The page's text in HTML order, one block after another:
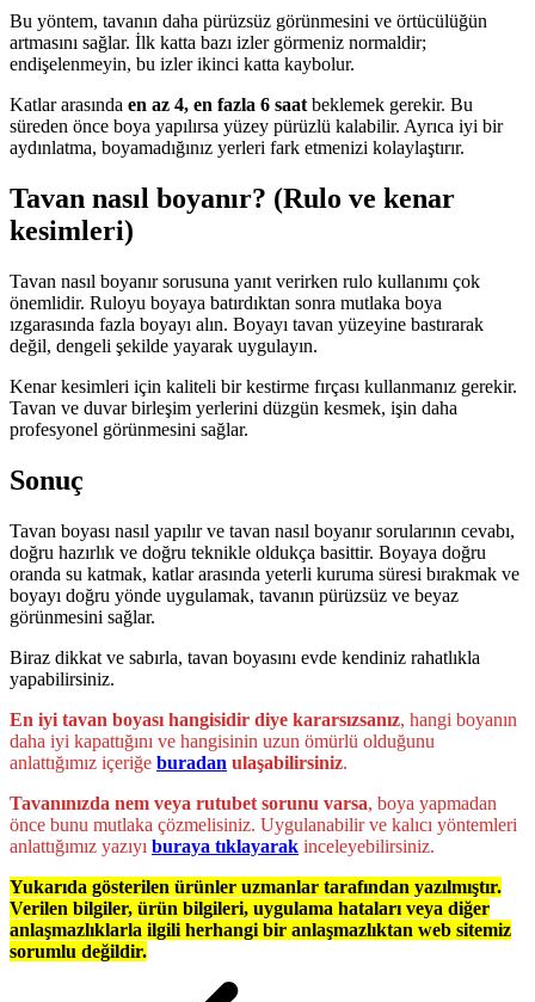
Bu yöntem, tavanın daha pürüzsüz görünmesini ve örtücülüğün
artmasını sağlar. İlk katta bazı izler görmeniz normaldir;
endişelenmeyin, bu izler ikinci katta kaybolur.
Katlar arasında en az 4, en fazla 6 saat beklemek gerekir. Bu
süreden önce boya yapılırsa yüzey pürüzlü kalabilir. Ayrıca iyi bir
aydınlatma, boyamadığınız yerleri fark etmenizi kolaylaştırır.
Tavan nasıl boyanır? (Rulo ve kenar
kesimleri)
Tavan nasıl boyanır sorusuna yanıt verirken rulo kullanımı çok
önemlidir. Ruloyu boyaya batırdıktan sonra mutlaka boya
ızgarasında fazla boyayı alın. Boyayı tavan yüzeyine bastırarak
değil, dengeli şekilde yayarak uygulayın.
Kenar kesimleri için kaliteli bir kestirme fırçası kullanmanız gerekir.
Tavan ve duvar birleşim yerlerini düzgün kesmek, işin daha
profesyonel görünmesini sağlar.
Sonuç
Tavan boyası nasıl yapılır ve tavan nasıl boyanır sorularının cevabı,
doğru hazırlık ve doğru teknikle oldukça basittir. Boyaya doğru
oranda su katmak, katlar arasında yeterli kuruma süresi bırakmak ve
boyayı doğru yönde uygulamak, tavanın pürüzsüz ve beyaz
görünmesini sağlar.
Biraz dikkat ve sabırla, tavan boyasını evde kendiniz rahatlıkla
yapabilirsiniz.
En iyi tavan boyası hangisidir diye kararsızsanız, hangi boyanın
daha iyi kapattığını ve hangisinin uzun ömürlü olduğunu
anlattığımız içeriğe buradan ulaşabilirsiniz.
Tavanınızda nem veya rutubet sorunu varsa, boya yapmadan
önce bunu mutlaka çözmelisiniz. Uygulanabilir ve kalıcı yöntemleri
anlattığımız yazıyı buraya tıklayarak inceleyebilirsiniz.
Yukarıda gösterilen ürünler uzmanlar tarafından yazılmıştır.
Verilen bilgiler, ürün bilgileri, uygulama hataları veya diğer
anlaşmazlıklarla ilgili herhangi bir anlaşmazlıktan web sitemiz
sorumlu değildir.